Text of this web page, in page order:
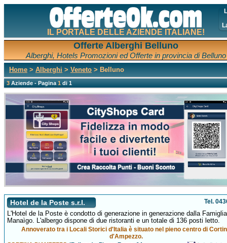
IL PORTALE DELLE AZIENDE ITALIANE!
Offerte Alberghi Belluno
Alberghi, Hotels Promozioni ed Offerte in provincia di Belluno
Home > Alberghi > Veneto > Belluno
3Aziende - Pagina1di 1
Hotel de la Poste s.r.l. Tel.
L'Hotel de la Poste è condotto di generazione in generazione dalla Famiglia
Manaìgo. L'albergo dispone di due ristoranti e un totale di 136 posti letto.
Annoverato tra i Locali Storici d'Italia è situato nel pieno centro di
d'Ampezzo.